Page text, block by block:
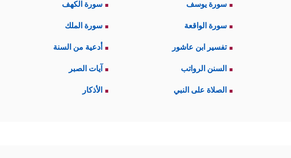
سورة يوسف سورة الكهف
سورة الواقعة سورة الملك
تفسير ابن عاشور أدعية من السنة
السنن الرواتب آيات الصبر
الصلاة على النبي الأذكار